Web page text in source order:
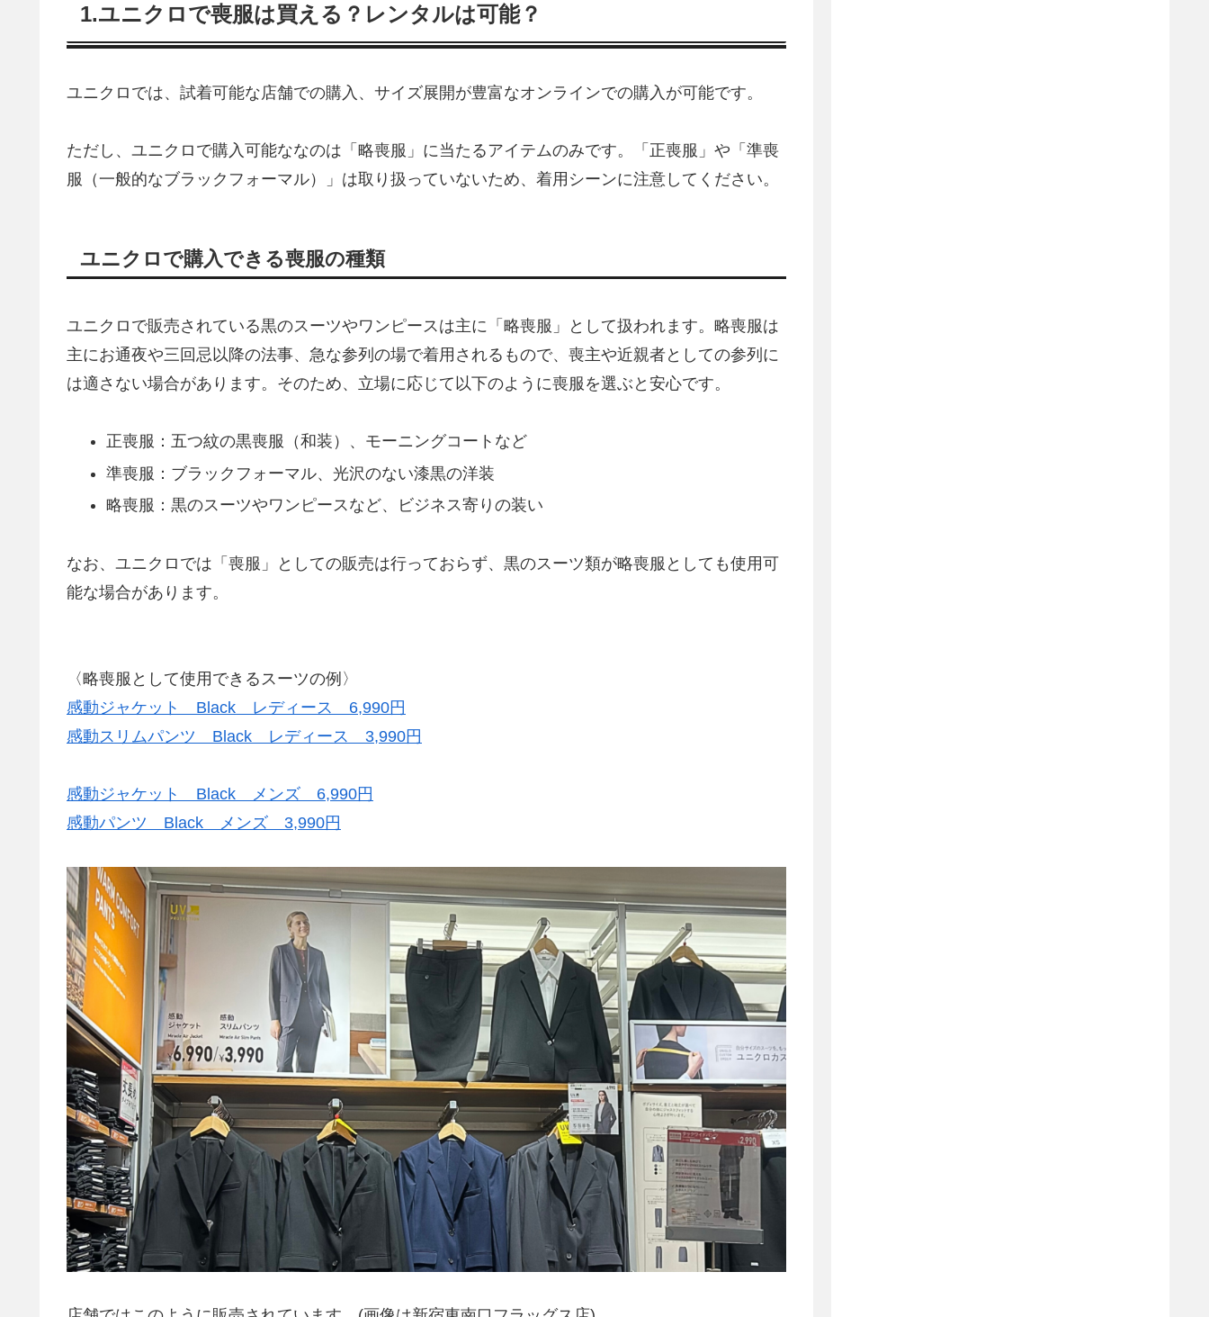
1.ユニクロで喪服は買える？レンタルは可能？
ユニクロでは、試着可能な店舗での購入、サイズ展開が豊富なオンラインでの購入が可能です。
ただし、ユニクロで購入可能ななのは「略喪服」に当たるアイテムのみです。「正喪服」や「準喪
服（一般的なブラックフォーマル）」は取り扱っていないため、着用シーンに注意してください。
ユニクロで購入できる喪服の種類
ユニクロで販売されている黒のスーツやワンピースは主に「略喪服」として扱われます。略喪服は
主にお通夜や三回忌以降の法事、急な参列の場で着用されるもので、喪主や近親者としての参列に
は適さない場合があります。そのため、立場に応じて以下のように喪服を選ぶと安心です。
正喪服：五つ紋の黒喪服（和装）、モーニングコートなど
準喪服：ブラックフォーマル、光沢のない漆黒の洋装
略喪服：黒のスーツやワンピースなど、ビジネス寄りの装い
なお、ユニクロでは「喪服」としての販売は行っておらず、黒のスーツ類が略喪服としても使用可
能な場合があります。
〈略喪服として使用できるスーツの例〉
感動ジャケット Black レディース 6,990円
感動スリムパンツ Black レディース 3,990円
感動ジャケット Black メンズ 6,990円
感動パンツ Black メンズ 3,990円